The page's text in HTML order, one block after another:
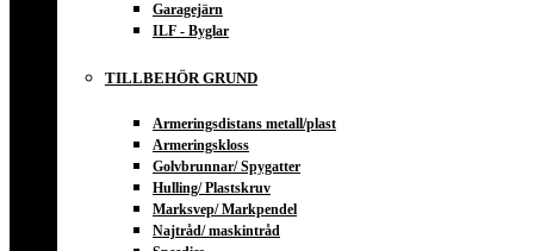
Garagejärn
ILF - Byglar
TILLBEHÖR GRUND
Armeringsdistans metall/plast
Armeringskloss
Golvbrunnar/ Spygatter
Hulling/ Plastskruv
Marksvep/ Markpendel
Najtråd/ maskintråd